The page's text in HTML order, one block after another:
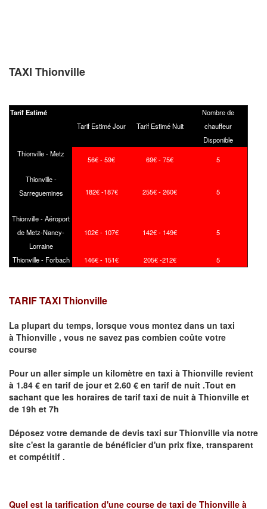
TAXI Thionville
Tarif Estimé
Tarif Estimé Jour
Tarif Estimé Nuit
Nombre de
chauffeur
Disponible
Thionville - Metz
56€ - 59€ 69€ - 75€ 5
Thionville -
Sarreguemines
182€ -187€ 255€ - 260€ 5
Thionville - Aéroport
de Metz-Nancy-
Lorraine
102€ - 107€ 142€ - 149€ 5
Thionville - Forbach 146€ - 151€ 205€ -212€ 5
TARIF TAXI Thionville
La plupart du temps, lorsque vous montez dans un taxi
à Thionville , vous ne savez pas combien coûte votre
course
Pour un aller simple un kilomètre en taxi à Thionville revient
à 1.84 € en tarif de jour et 2.60 € en tarif de nuit .Tout en
sachant que les horaires de tarif taxi de nuit à Thionville et
de 19h et 7h
Déposez votre demande de devis taxi surThionville via notre
site c'est la garantie de bénéficier d'un prix fixe, transparent
et compétitif .
Quel est la tarification d'une course de taxi de Thionville à